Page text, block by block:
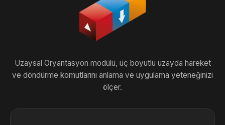
Uzaysal Oryantasyon modülü, üç boyutlu uzayda hareket
ve döndürme komutlarını anlama ve uygulama yeteneğinizi
ölçer.